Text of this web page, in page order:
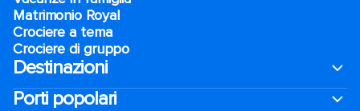
Matrimonio Royal
Crociere a tema
Crociere di gruppo
Destinazioni
Porti popolari